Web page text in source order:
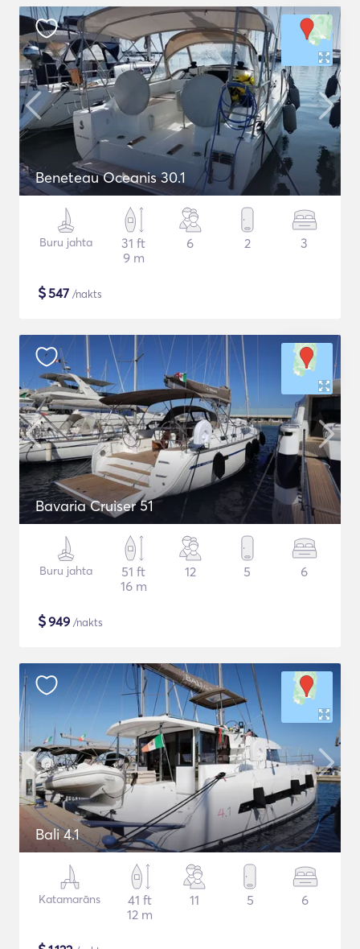
Beneteau Oceanis 30.1
Buru jahta
31 ft
9 m
6 2 3
$547 /nakts
Bavaria Cruiser 51
Buru jahta
51 ft
16 m
12 5 6
$949 /nakts
Bali 4.1
Katamarāns
41 ft
12 m
11 5 6